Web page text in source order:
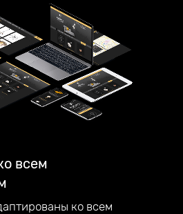
всем
ко всем